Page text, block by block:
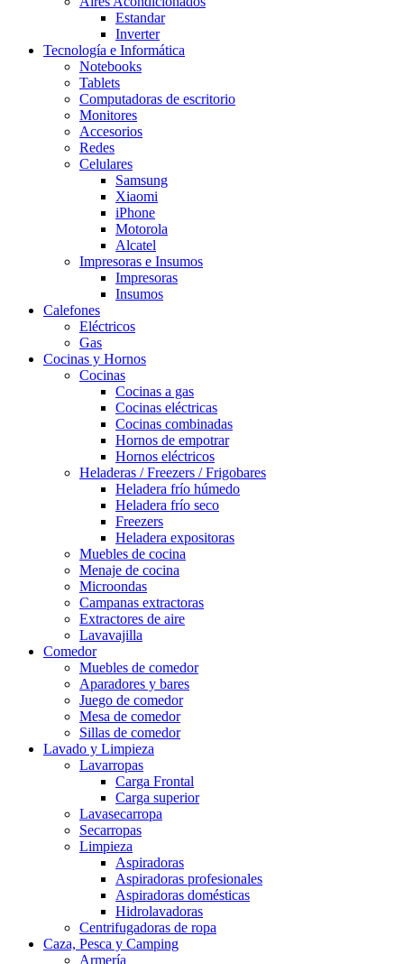
Estandar
Inverter
Tecnología e Informática
Notebooks
Tablets
Computadoras de escritorio
Monitores
Accesorios
Redes
Celulares
Samsung
Xiaomi
iPhone
Motorola
Alcatel
Impresoras e Insumos
Impresoras
Insumos
Calefones
Eléctricos
Gas
Cocinas y Hornos
Cocinas
Cocinas a gas
Cocinas eléctricas
Cocinas combinadas
Hornos de empotrar
Hornos eléctricos
Heladeras / Freezers / Frigobares
Heladera frío húmedo
Heladera frío seco
Freezers
Heladera expositoras
Muebles de cocina
Menaje de cocina
Microondas
Campanas extractoras
Extractores de aire
Lavavajilla
Comedor
Muebles de comedor
Aparadores y bares
Juego de comedor
Mesa de comedor
Sillas de comedor
Lavado y Limpieza
Lavarropas
Carga Frontal
Carga superior
Lavasecarropa
Secarropas
Limpieza
Aspiradoras
Aspiradoras profesionales
Aspiradoras domésticas
Hidrolavadoras
Centrifugadoras de ropa
Caza, Pesca y Camping
Armería